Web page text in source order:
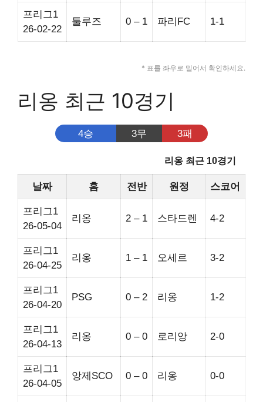
프리그1
26-02-22
툴루즈 0 – 1 파리FC 1-1
* 표를 좌우로 밀어서 확인하세요.
리옹 최근 10경기
4승 3무 3패
리옹 최근 10경기
날짜 홈 전반 원정 스코어
프리그1
26-05-04
리옹 2 – 1 스타드렌 4-2
프리그1
26-04-25
리옹 1 – 1 오세르 3-2
프리그1
26-04-20
PSG 0 – 2 리옹 1-2
프리그1
26-04-13
리옹 0 – 0 로리앙 2-0
프리그1
26-04-05
앙제SCO 0 – 0 리옹 0-0